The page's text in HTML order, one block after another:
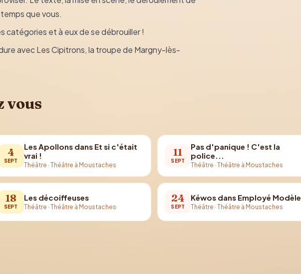
que vous.
catégories et à eux de se débrouiller !
avec Les Cipitrons, la troupe de Margny-lès-
vous
4
SEPT
Les Apollons dans Et si c'était
vrai !
Théâtre · Théâtre à Moustaches
11
SEPT
Pas d'panique ! C'est la
police...
Théâtre ·Théâtre à Moustaches
18
SEPT
Les décoiffeuses
Théâtre · Théâtre à Moustaches
24
SEPT
Kéwos dans Employé Modèle
Théâtre ·Théâtre à Moustaches